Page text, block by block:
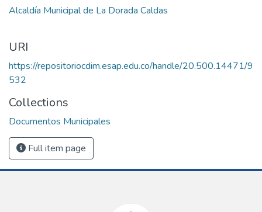
Alcaldía Municipal de La Dorada Caldas
URI
https://repositoriocdim.esap.edu.co/handle/20.500.14471/9
532
Collections
Documentos Municipales
Full item page